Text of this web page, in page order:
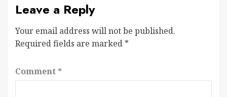
Leave a Reply
Your email address will not be published.
Required fields are marked *
Comment *